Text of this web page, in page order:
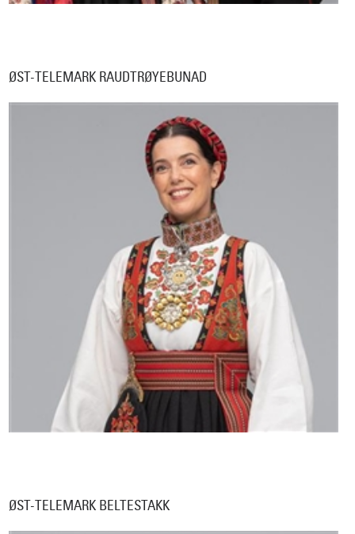
ØST-TELEMARK RAUDTRØYEBUNAD
ØST-TELEMARK BELTESTAKK